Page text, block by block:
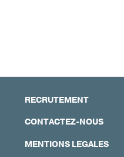
RECRUTEMENT
CONTACTEZ-NOUS
MENTIONS LEGALES